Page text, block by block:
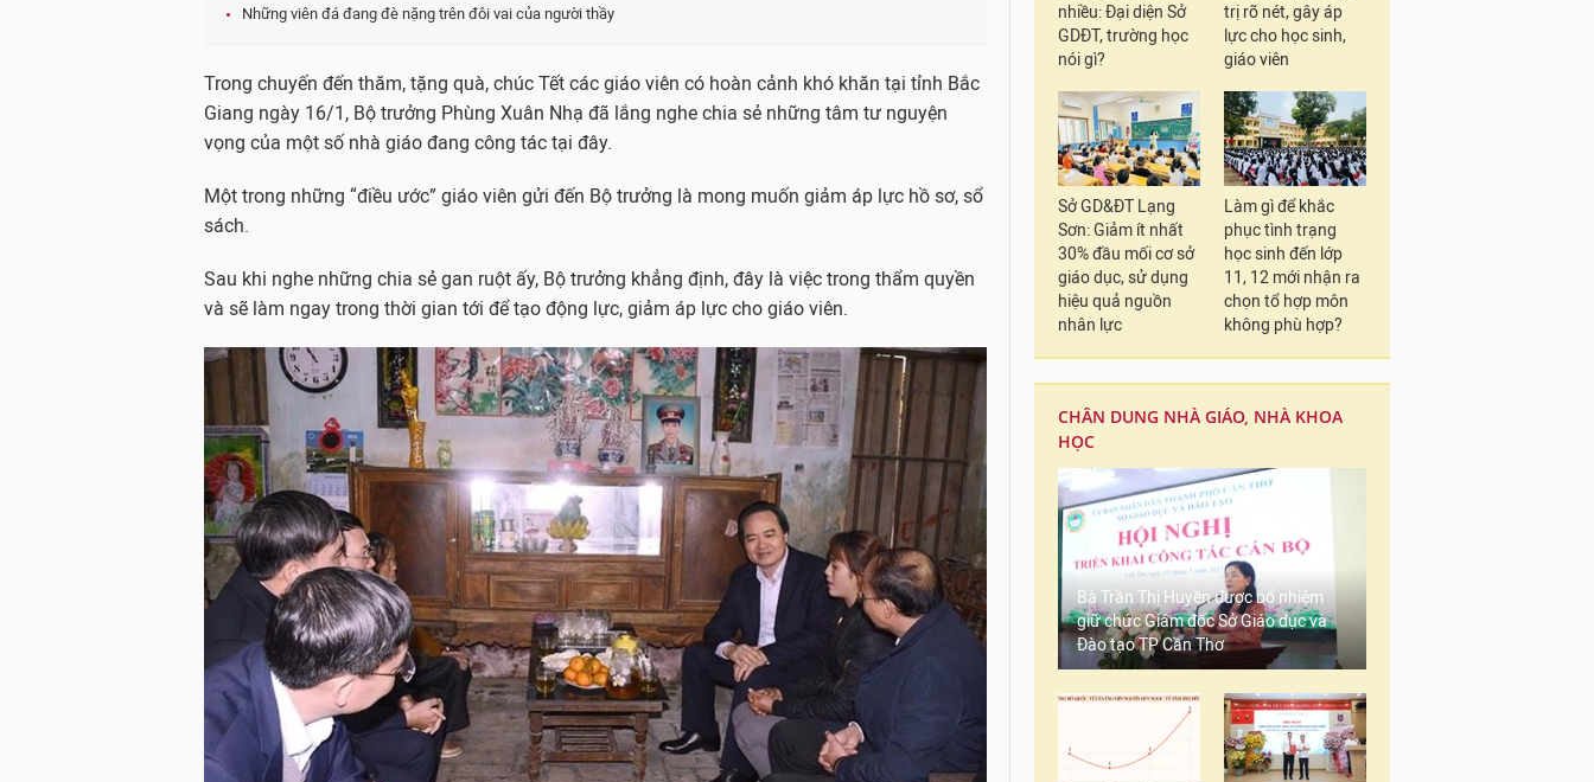
Những viên đá đang đè nặng trên đôi vai của người thầy
Trong chuyến đến thăm, tặng quà, chúc Tết các giáo viên có hoàn cảnh khó khăn tại tỉnh Bắc
Giang ngày 16/1, Bộ trưởng Phùng Xuân Nhạ đã lắng nghe chia sẻ những tâm tư nguyện
vọng của một số nhà giáo đang công tác tại đây.
Một trong những “điều ước” giáo viên gửi đến Bộ trưởng là mong muốn giảm áp lực hồ sơ, sổ
sách.
Sau khi nghe những chia sẻ gan ruột ấy, Bộ trưởng khẳng định, đây là việc trong thẩm quyền
và sẽ làm ngay trong thời gian tới để tạo động lực, giảm áp lực cho giáo viên.
nhiều: Đại diện Sở
GDĐT, trường học
nói gì?
trị rõ nét, gây áp
lực cho học sinh,
giáo viên
Sở GD&ĐT Lạng
Sơn: Giảm ít nhất
30% đầu mối cơ sở
giáo dục, sử dụng
hiệu quả nguồn
nhân lực
Làm gì để khắc
phục tình trạng
học sinh đến lớp
11, 12 mới nhận ra
chọn tổ hợp môn
không phù hợp?
CHÂN DUNG NHÀ GIÁO, NHÀ KHOA
HỌC
Bà Trần Thị Huyền được bổ nhiệm
giữ chức Giám đốc Sở Giáo dục và
Đào tạo TP Cần Thơ